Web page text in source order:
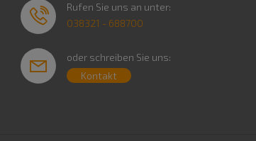
Rufen Sie uns an unter:
038321 - 688700
oder schreiben Sie uns:
Kontakt